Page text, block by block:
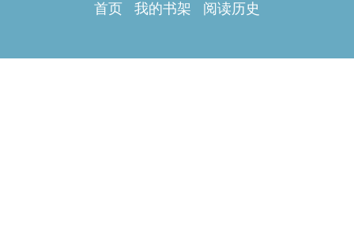
首页 我的书架 阅读历史